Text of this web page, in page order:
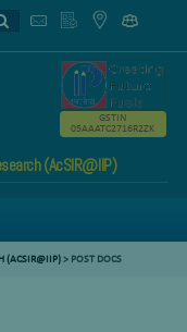
(AcSIR@IIP)
GSTIN
05AAATC2716R2ZK
(ACSIR@IIP)> POST DOCS